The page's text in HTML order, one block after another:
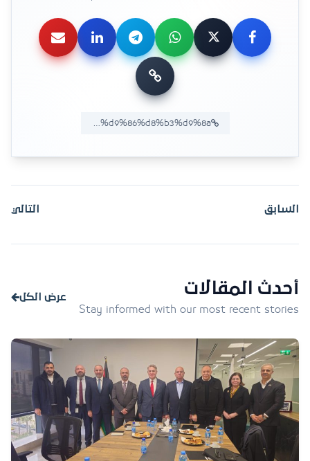
السابق التالي
أحدث المقالات
Stay informed with our most recent stories
عرض الكل